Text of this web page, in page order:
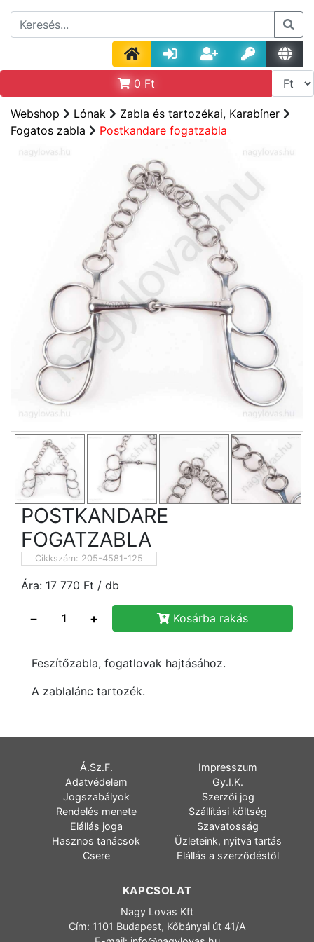
0 Ft
Webshop Lónak
Zabla és tartozékai, Karabíner
Fogatos zabla
Postkandare fogatzabla
POSTKANDARE
FOGATZABLA
Cikkszám: 205-4581-125
Ára: 17 770 Ft / db
− + Kosárba rakás
Feszítőzabla, fogatlovak hajtásához.
A zablalánc tartozék.
Á.Sz.F.
Impresszum
Adatvédelem
Gy.I.K.
Jogszabályok
Szerzői jog
Rendelés menete
Szállítási költség
Elállás joga
Szavatosság
Hasznos tanácsok
Üzleteink, nyitva tartás
Csere
Elállás a szerződéstől
KAPCSOLAT
Nagy Lovas Kft
Cím: 1101 Budapest, Kőbányai út 41/A